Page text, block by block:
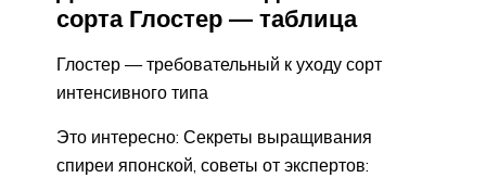
сорта Глостер — таблица
Глостер — требовательный к уходу сорт
интенсивного типа
Это интересно: Секреты выращивания
спиреи японской, советы от экспертов: